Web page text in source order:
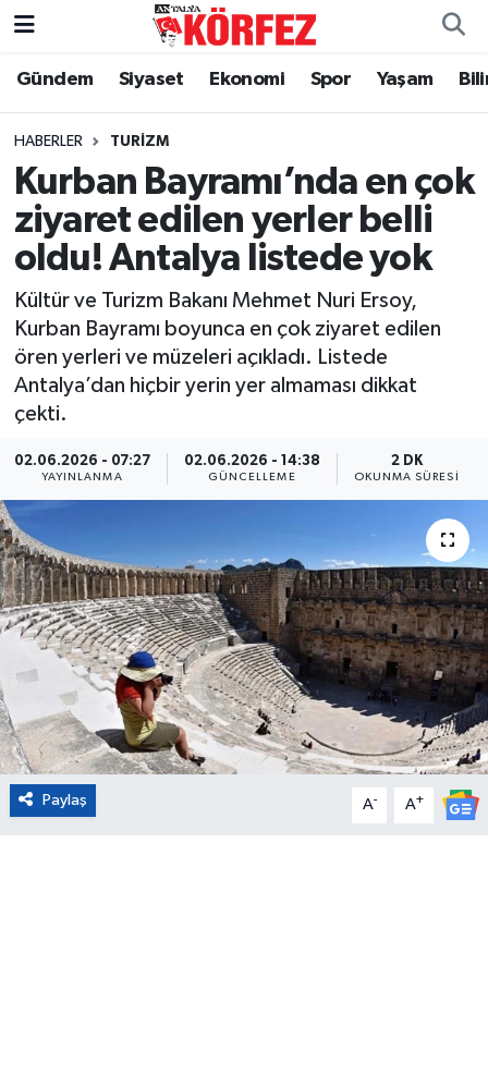
Gündem Siyaset Ekonomi Spor Yaşam
HABERLER TURIZM
Kurban Bayramı’nda en çok
ziyaret edilen yerler belli
oldu! Antalya listede yok
Kültür ve Turizm Bakanı Mehmet Nuri Ersoy,
Kurban Bayramı boyunca en çok ziyaret edilen
ören yerleri ve müzeleri açıkladı. Listede
Antalya’dan hiçbir yerin yer almaması dikkat
çekti.
02.06.2026 - 07:27
YAYINLANMA
02.06.2026 - 14:38
GÜNCELLEME
2 DK
OKUNMA SÜRESI
Paylaş A- A+
Gündem
Siyaset
Yerel Yönetim
Ekonomi
Spor
Yaşam
Asayiş
Dünya
Sağlık
Magazin
Turizm
Çevre
Kültür ve Sanat
Nöbetçi Eczaneler
Hava Durumu
Trafik Durumu
Süper Lig Puan Durumu ve Fikstür
Tüm Manşetler
Son Dakika Haberleri
Haber Arşivi